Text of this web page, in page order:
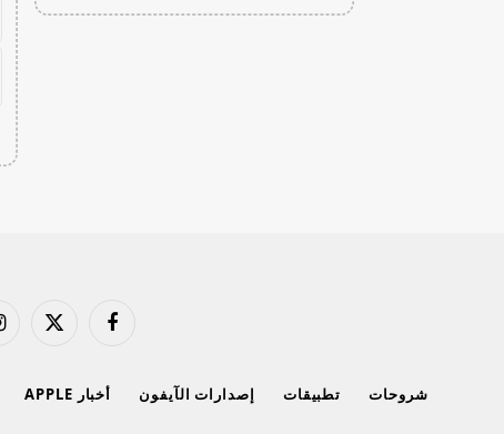
فيسبوك
X
شروحات تطبيقات إصدارات الآيفون أخبار APPLE